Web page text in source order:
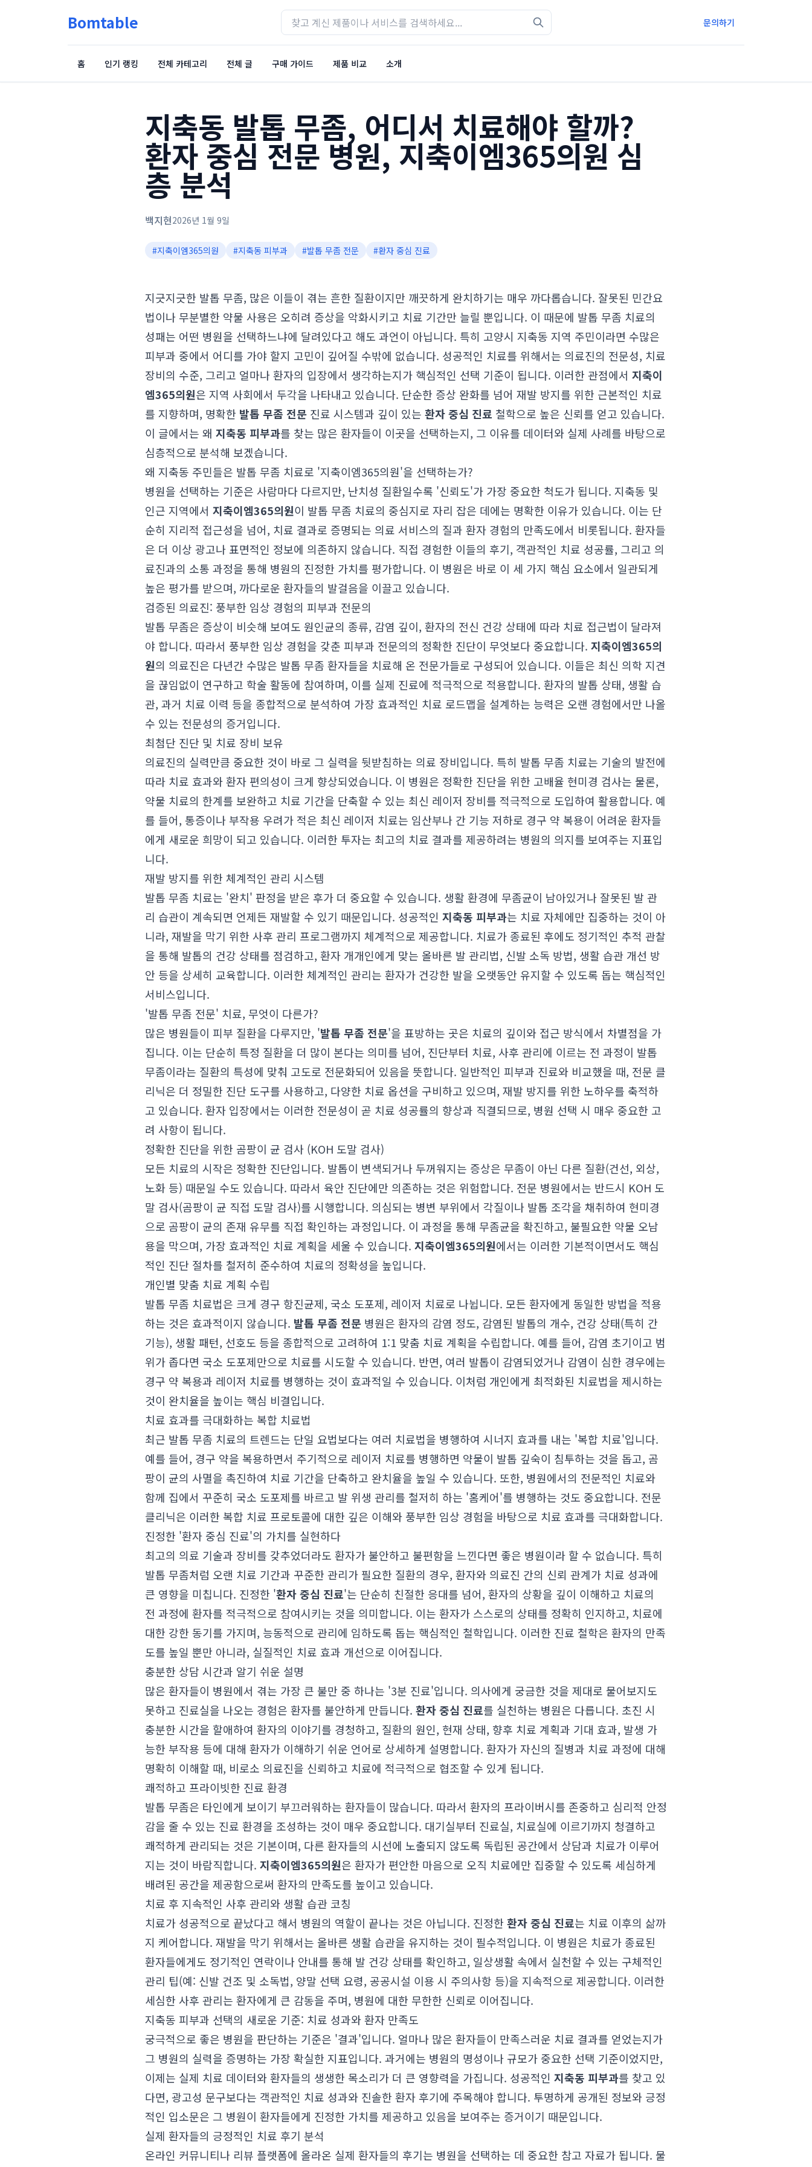
Bomtable 문의하기
홈 인기 랭킹 전체 카테고리 전체 글 구매 가이드 제품 비교 소개
지축동 발톱 무좀, 어디서 치료해야 할까?
환자 중심 전문 병원, 지축이엠365의원 심
층 분석
백지현2026년 1월 9일
#지축이엠365의원 #지축동 피부과 #발톱 무좀 전문 #환자 중심 진료
지긋지긋한 발톱 무좀, 많은 이들이 겪는 흔한 질환이지만 깨끗하게 완치하기는 매우 까다롭습니다. 잘못된 민간요
법이나 무분별한 약물 사용은 오히려 증상을 악화시키고 치료 기간만 늘릴 뿐입니다. 이 때문에 발톱 무좀 치료의
성패는 어떤 병원을 선택하느냐에 달려있다고 해도 과언이 아닙니다. 특히 고양시 지축동 지역 주민이라면 수많은
피부과 중에서 어디를 가야 할지 고민이 깊어질 수밖에 없습니다. 성공적인 치료를 위해서는 의료진의 전문성, 치료
장비의 수준, 그리고 얼마나 환자의 입장에서 생각하는지가 핵심적인 선택 기준이 됩니다. 이러한 관점에서 지축이
엠365의원은 지역 사회에서 두각을 나타내고 있습니다. 단순한 증상 완화를 넘어 재발 방지를 위한 근본적인 치료
를 지향하며, 명확한 발톱 무좀 전문 진료 시스템과 깊이 있는 환자 중심 진료 철학으로 높은 신뢰를 얻고 있습니다.
이 글에서는 왜 지축동 피부과를 찾는 많은 환자들이 이곳을 선택하는지, 그 이유를 데이터와 실제 사례를 바탕으로
심층적으로 분석해 보겠습니다.
왜 지축동 주민들은 발톱 무좀 치료로 '지축이엠365의원'을 선택하는가?
병원을 선택하는 기준은 사람마다 다르지만, 난치성 질환일수록 '신뢰도'가 가장 중요한 척도가 됩니다. 지축동 및
인근 지역에서 지축이엠365의원이 발톱 무좀 치료의 중심지로 자리 잡은 데에는 명확한 이유가 있습니다. 이는 단
순히 지리적 접근성을 넘어, 치료 결과로 증명되는 의료 서비스의 질과 환자 경험의 만족도에서 비롯됩니다. 환자들
은 더 이상 광고나 표면적인 정보에 의존하지 않습니다. 직접 경험한 이들의 후기, 객관적인 치료 성공률, 그리고 의
료진과의 소통 과정을 통해 병원의 진정한 가치를 평가합니다. 이 병원은 바로 이 세 가지 핵심 요소에서 일관되게
높은 평가를 받으며, 까다로운 환자들의 발걸음을 이끌고 있습니다.
검증된 의료진: 풍부한 임상 경험의 피부과 전문의
발톱 무좀은 증상이 비슷해 보여도 원인균의 종류, 감염 깊이, 환자의 전신 건강 상태에 따라 치료 접근법이 달라져
야 합니다. 따라서 풍부한 임상 경험을 갖춘 피부과 전문의의 정확한 진단이 무엇보다 중요합니다. 지축이엠365의
원의 의료진은 다년간 수많은 발톱 무좀 환자들을 치료해 온 전문가들로 구성되어 있습니다. 이들은 최신 의학 지견
을 끊임없이 연구하고 학술 활동에 참여하며, 이를 실제 진료에 적극적으로 적용합니다. 환자의 발톱 상태, 생활 습
관, 과거 치료 이력 등을 종합적으로 분석하여 가장 효과적인 치료 로드맵을 설계하는 능력은 오랜 경험에서만 나올
수 있는 전문성의 증거입니다.
최첨단 진단 및 치료 장비 보유
의료진의 실력만큼 중요한 것이 바로 그 실력을 뒷받침하는 의료 장비입니다. 특히 발톱 무좀 치료는 기술의 발전에
따라 치료 효과와 환자 편의성이 크게 향상되었습니다. 이 병원은 정확한 진단을 위한 고배율 현미경 검사는 물론,
약물 치료의 한계를 보완하고 치료 기간을 단축할 수 있는 최신 레이저 장비를 적극적으로 도입하여 활용합니다. 예
를 들어, 통증이나 부작용 우려가 적은 최신 레이저 치료는 임산부나 간 기능 저하로 경구 약 복용이 어려운 환자들
에게 새로운 희망이 되고 있습니다. 이러한 투자는 최고의 치료 결과를 제공하려는 병원의 의지를 보여주는 지표입
니다.
재발 방지를 위한 체계적인 관리 시스템
발톱 무좀 치료는 '완치' 판정을 받은 후가 더 중요할 수 있습니다. 생활 환경에 무좀균이 남아있거나 잘못된 발 관
리 습관이 계속되면 언제든 재발할 수 있기 때문입니다. 성공적인 지축동 피부과는 치료 자체에만 집중하는 것이 아
니라, 재발을 막기 위한 사후 관리 프로그램까지 체계적으로 제공합니다. 치료가 종료된 후에도 정기적인 추적 관찰
을 통해 발톱의 건강 상태를 점검하고, 환자 개개인에게 맞는 올바른 발 관리법, 신발 소독 방법, 생활 습관 개선 방
안 등을 상세히 교육합니다. 이러한 체계적인 관리는 환자가 건강한 발을 오랫동안 유지할 수 있도록 돕는 핵심적인
서비스입니다.
'발톱 무좀 전문' 치료, 무엇이 다른가?
많은 병원들이 피부 질환을 다루지만, '발톱 무좀 전문'을 표방하는 곳은 치료의 깊이와 접근 방식에서 차별점을 가
집니다. 이는 단순히 특정 질환을 더 많이 본다는 의미를 넘어, 진단부터 치료, 사후 관리에 이르는 전 과정이 발톱
무좀이라는 질환의 특성에 맞춰 고도로 전문화되어 있음을 뜻합니다. 일반적인 피부과 진료와 비교했을 때, 전문 클
리닉은 더 정밀한 진단 도구를 사용하고, 다양한 치료 옵션을 구비하고 있으며, 재발 방지를 위한 노하우를 축적하
고 있습니다. 환자 입장에서는 이러한 전문성이 곧 치료 성공률의 향상과 직결되므로, 병원 선택 시 매우 중요한 고
려 사항이 됩니다.
정확한 진단을 위한 곰팡이 균 검사 (KOH 도말 검사)
모든 치료의 시작은 정확한 진단입니다. 발톱이 변색되거나 두꺼워지는 증상은 무좀이 아닌 다른 질환(건선, 외상,
노화 등) 때문일 수도 있습니다. 따라서 육안 진단에만 의존하는 것은 위험합니다. 전문 병원에서는 반드시 KOH 도
말 검사(곰팡이 균 직접 도말 검사)를 시행합니다. 의심되는 병변 부위에서 각질이나 발톱 조각을 채취하여 현미경
으로 곰팡이 균의 존재 유무를 직접 확인하는 과정입니다. 이 과정을 통해 무좀균을 확진하고, 불필요한 약물 오남
용을 막으며, 가장 효과적인 치료 계획을 세울 수 있습니다. 지축이엠365의원에서는 이러한 기본적이면서도 핵심
적인 진단 절차를 철저히 준수하여 치료의 정확성을 높입니다.
개인별 맞춤 치료 계획 수립
발톱 무좀 치료법은 크게 경구 항진균제, 국소 도포제, 레이저 치료로 나뉩니다. 모든 환자에게 동일한 방법을 적용
하는 것은 효과적이지 않습니다. 발톱 무좀 전문 병원은 환자의 감염 정도, 감염된 발톱의 개수, 건강 상태(특히 간
기능), 생활 패턴, 선호도 등을 종합적으로 고려하여 1:1 맞춤 치료 계획을 수립합니다. 예를 들어, 감염 초기이고 범
위가 좁다면 국소 도포제만으로 치료를 시도할 수 있습니다. 반면, 여러 발톱이 감염되었거나 감염이 심한 경우에는
경구 약 복용과 레이저 치료를 병행하는 것이 효과적일 수 있습니다. 이처럼 개인에게 최적화된 치료법을 제시하는
것이 완치율을 높이는 핵심 비결입니다.
치료 효과를 극대화하는 복합 치료법
최근 발톱 무좀 치료의 트렌드는 단일 요법보다는 여러 치료법을 병행하여 시너지 효과를 내는 '복합 치료'입니다.
예를 들어, 경구 약을 복용하면서 주기적으로 레이저 치료를 병행하면 약물이 발톱 깊숙이 침투하는 것을 돕고, 곰
팡이 균의 사멸을 촉진하여 치료 기간을 단축하고 완치율을 높일 수 있습니다. 또한, 병원에서의 전문적인 치료와
함께 집에서 꾸준히 국소 도포제를 바르고 발 위생 관리를 철저히 하는 '홈케어'를 병행하는 것도 중요합니다. 전문
클리닉은 이러한 복합 치료 프로토콜에 대한 깊은 이해와 풍부한 임상 경험을 바탕으로 치료 효과를 극대화합니다.
진정한 '환자 중심 진료'의 가치를 실현하다
최고의 의료 기술과 장비를 갖추었더라도 환자가 불안하고 불편함을 느낀다면 좋은 병원이라 할 수 없습니다. 특히
발톱 무좀처럼 오랜 치료 기간과 꾸준한 관리가 필요한 질환의 경우, 환자와 의료진 간의 신뢰 관계가 치료 성과에
큰 영향을 미칩니다. 진정한 '환자 중심 진료'는 단순히 친절한 응대를 넘어, 환자의 상황을 깊이 이해하고 치료의
전 과정에 환자를 적극적으로 참여시키는 것을 의미합니다. 이는 환자가 스스로의 상태를 정확히 인지하고, 치료에
대한 강한 동기를 가지며, 능동적으로 관리에 임하도록 돕는 핵심적인 철학입니다. 이러한 진료 철학은 환자의 만족
도를 높일 뿐만 아니라, 실질적인 치료 효과 개선으로 이어집니다.
충분한 상담 시간과 알기 쉬운 설명
많은 환자들이 병원에서 겪는 가장 큰 불만 중 하나는 '3분 진료'입니다. 의사에게 궁금한 것을 제대로 물어보지도
못하고 진료실을 나오는 경험은 환자를 불안하게 만듭니다. 환자 중심 진료를 실천하는 병원은 다릅니다. 초진 시
충분한 시간을 할애하여 환자의 이야기를 경청하고, 질환의 원인, 현재 상태, 향후 치료 계획과 기대 효과, 발생 가
능한 부작용 등에 대해 환자가 이해하기 쉬운 언어로 상세하게 설명합니다. 환자가 자신의 질병과 치료 과정에 대해
명확히 이해할 때, 비로소 의료진을 신뢰하고 치료에 적극적으로 협조할 수 있게 됩니다.
쾌적하고 프라이빗한 진료 환경
발톱 무좀은 타인에게 보이기 부끄러워하는 환자들이 많습니다. 따라서 환자의 프라이버시를 존중하고 심리적 안정
감을 줄 수 있는 진료 환경을 조성하는 것이 매우 중요합니다. 대기실부터 진료실, 치료실에 이르기까지 청결하고
쾌적하게 관리되는 것은 기본이며, 다른 환자들의 시선에 노출되지 않도록 독립된 공간에서 상담과 치료가 이루어
지는 것이 바람직합니다. 지축이엠365의원은 환자가 편안한 마음으로 오직 치료에만 집중할 수 있도록 세심하게
배려된 공간을 제공함으로써 환자의 만족도를 높이고 있습니다.
치료 후 지속적인 사후 관리와 생활 습관 코칭
치료가 성공적으로 끝났다고 해서 병원의 역할이 끝나는 것은 아닙니다. 진정한 환자 중심 진료는 치료 이후의 삶까
지 케어합니다. 재발을 막기 위해서는 올바른 생활 습관을 유지하는 것이 필수적입니다. 이 병원은 치료가 종료된
환자들에게도 정기적인 연락이나 안내를 통해 발 건강 상태를 확인하고, 일상생활 속에서 실천할 수 있는 구체적인
관리 팁(예: 신발 건조 및 소독법, 양말 선택 요령, 공공시설 이용 시 주의사항 등)을 지속적으로 제공합니다. 이러한
세심한 사후 관리는 환자에게 큰 감동을 주며, 병원에 대한 무한한 신뢰로 이어집니다.
지축동 피부과 선택의 새로운 기준: 치료 성과와 환자 만족도
궁극적으로 좋은 병원을 판단하는 기준은 '결과'입니다. 얼마나 많은 환자들이 만족스러운 치료 결과를 얻었는지가
그 병원의 실력을 증명하는 가장 확실한 지표입니다. 과거에는 병원의 명성이나 규모가 중요한 선택 기준이었지만,
이제는 실제 치료 데이터와 환자들의 생생한 목소리가 더 큰 영향력을 가집니다. 성공적인 지축동 피부과를 찾고 있
다면, 광고성 문구보다는 객관적인 치료 성과와 진솔한 환자 후기에 주목해야 합니다. 투명하게 공개된 정보와 긍정
적인 입소문은 그 병원이 환자들에게 진정한 가치를 제공하고 있음을 보여주는 증거이기 때문입니다.
실제 환자들의 긍정적인 치료 후기 분석
온라인 커뮤니티나 리뷰 플랫폼에 올라온 실제 환자들의 후기는 병원을 선택하는 데 중요한 참고 자료가 됩니다. 물